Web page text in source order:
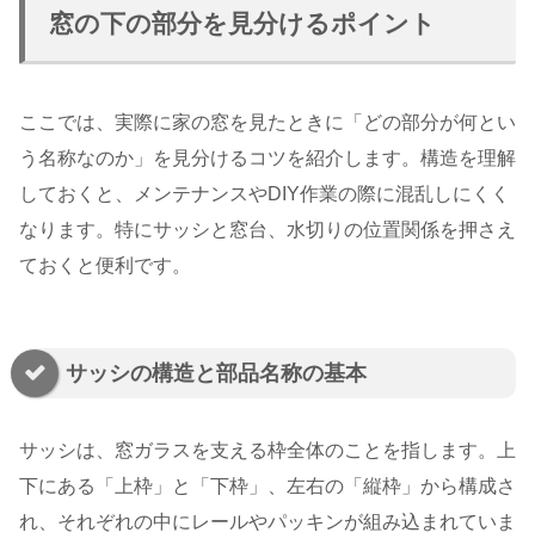
窓の下の部分を見分けるポイント
ここでは、実際に家の窓を見たときに「どの部分が何とい
う名称なのか」を見分けるコツを紹介します。構造を理解
しておくと、メンテナンスやDIY作業の際に混乱しにくく
なります。特にサッシと窓台、水切りの位置関係を押さえ
ておくと便利です。
サッシの構造と部品名称の基本
サッシは、窓ガラスを支える枠全体のことを指します。上
下にある「上枠」と「下枠」、左右の「縦枠」から構成さ
れ、それぞれの中にレールやパッキンが組み込まれていま